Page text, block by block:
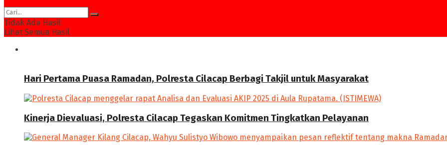
Tidak Ada Hasil
Lihat Semua Hasil
Hari Pertama Puasa Ramadan, Polresta Cilacap Berbagi Takjil untuk Masyarakat
Kinerja Dievaluasi, Polresta Cilacap Tegaskan Komitmen Tingkatkan Pelayanan